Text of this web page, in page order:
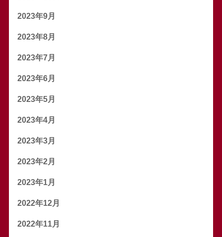
2023年9月
2023年8月
2023年7月
2023年6月
2023年5月
2023年4月
2023年3月
2023年2月
2023年1月
2022年12月
2022年11月